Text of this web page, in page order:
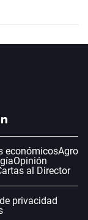
económicosAgro
Opinión
al Director
privacidad